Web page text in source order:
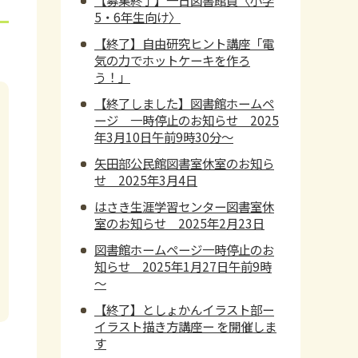
5・6年生向け〉
【終了】自由研究ヒント講座「電
気の力でホットケーキを作ろ
う！」
【終了しました】図書館ホームペ
ージ 一時停止のお知らせ 2025
年3月10日午前9時30分～
矢田部公民館図書室休室のお知ら
せ 2025年3月4日
はさき生涯学習センター図書室休
室のお知らせ 2025年2月23日
図書館ホームページ一時停止のお
知らせ 2025年1月27日午前9時
～
【終了】としょかんイラスト部ー
イラスト描き方講座ー を開催しま
す